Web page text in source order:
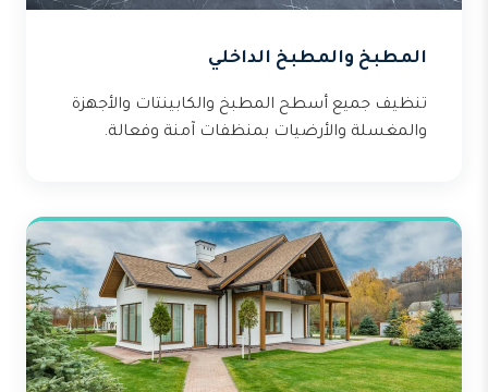
المطبخ والمطبخ الداخلي
تنظيف جميع أسطح المطبخ والكابينتات والأجهزة
والمغسلة والأرضيات بمنظفات آمنة وفعالة.